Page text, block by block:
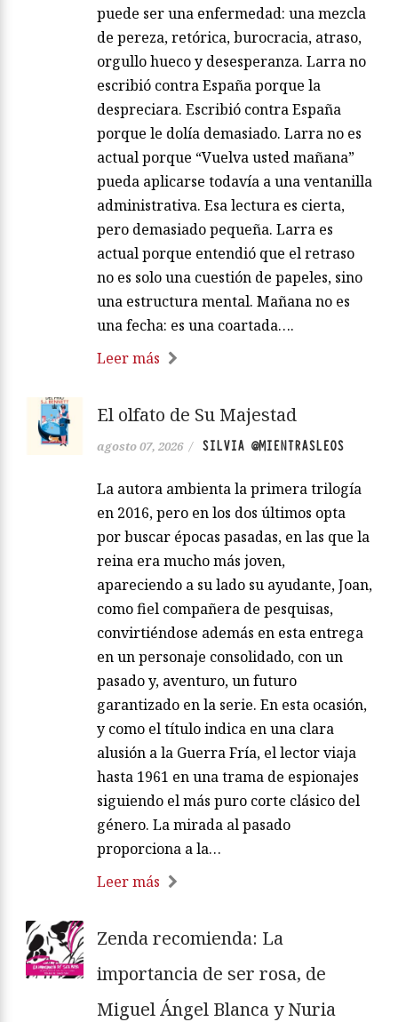
puede ser una enfermedad: una mezcla
de pereza, retórica, burocracia, atraso,
orgullo hueco y desesperanza. Larra no
escribió contra España porque la
despreciara. Escribió contra España
porque le dolía demasiado. Larra no es
actual porque “Vuelva usted mañana”
pueda aplicarse todavía a una ventanilla
administrativa. Esa lectura es cierta,
pero demasiado pequeña. Larra es
actual porque entendió que el retraso
no es solo una cuestión de papeles, sino
una estructura mental. Mañana no es
una fecha: es una coartada….
Leer más
El olfato de Su Majestad
agosto 07, 2026 / SILVIA @MIENTRASLEOS
La autora ambienta la primera trilogía
en 2016, pero en los dos últimos opta
por buscar épocas pasadas, en las que la
reina era mucho más joven,
apareciendo a su lado su ayudante, Joan,
como fiel compañera de pesquisas,
convirtiéndose además en esta entrega
en un personaje consolidado, con un
pasado y, aventuro, un futuro
garantizado en la serie. En esta ocasión,
y como el título indica en una clara
alusión a la Guerra Fría, el lector viaja
hasta 1961 en una trama de espionajes
siguiendo el más puro corte clásico del
género. La mirada al pasado
proporciona a la…
Leer más
Zenda recomienda: La
importancia de ser rosa, de
Miguel Ángel Blanca y Nuria